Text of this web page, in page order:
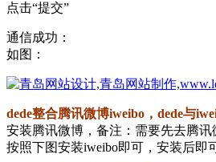
点击“提交”
通信成功：
如图：
dede整合腾讯微博iweibo，dede与
安装腾讯微博，备注：需要先去腾讯
按照下图安装iweibo即可，安装后即